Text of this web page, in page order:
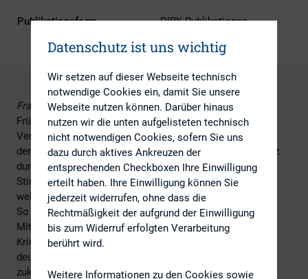
Publikationsform DIRK-Publikationen
Frankfurt am Main, 30. März 2022: Wie jedes Jahr im
Frühling hat der DIRK – Deutscher Investor Relations
Verband seine Umfrage über die aktuelle Stimmung unter
den IR-Leitern in Deutschland, Österreich und der Schweiz
durchgeführt. Mehr denn je ist das diesjährige DIRK-
Stimmungsbarometer geprägt von den aktuellen
weltpolitischen Ereignissen.
So wurde die Umfrage im Zeitraum von Mitte Februar bis
Mitte März 2022 erhoben. Mit dem Beginn des Ukraine-
Krieges am 24. Februar 2022 zeigt sich hier ein ganz
deutlicher Bruch in der Bewertung der aktuellen und
zukünftigen wirtschaftlichen Lage. Vor Kriegsbeginn
Datenschutz ist uns wichtig
Wir setzen auf dieser Webseite technisch
notwendige Cookies ein, damit Sie unsere
Webseite nutzen können. Darüber hinaus
nutzen wir die unten aufgelisteten technisch
nicht notwendigen Cookies, sofern Sie uns
dazu durch aktives Ankreuzen der
entsprechenden Checkboxen Ihre Einwilligung
erteilt haben. Ihre Einwilligung können Sie
jederzeit widerrufen, ohne dass die
Rechtmäßigkeit der aufgrund der Einwilligung
bis zum Widerruf erfolgten Verarbeitung
berührt wird.
Weitere Informationen zu den Cookies sowie